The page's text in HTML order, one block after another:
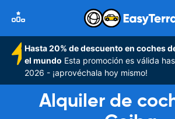
Hasta 20% de descuento en coches
el mundo Esta promoción es válida
2026 - ¡aprovéchala hoy mismo!
Alquiler de